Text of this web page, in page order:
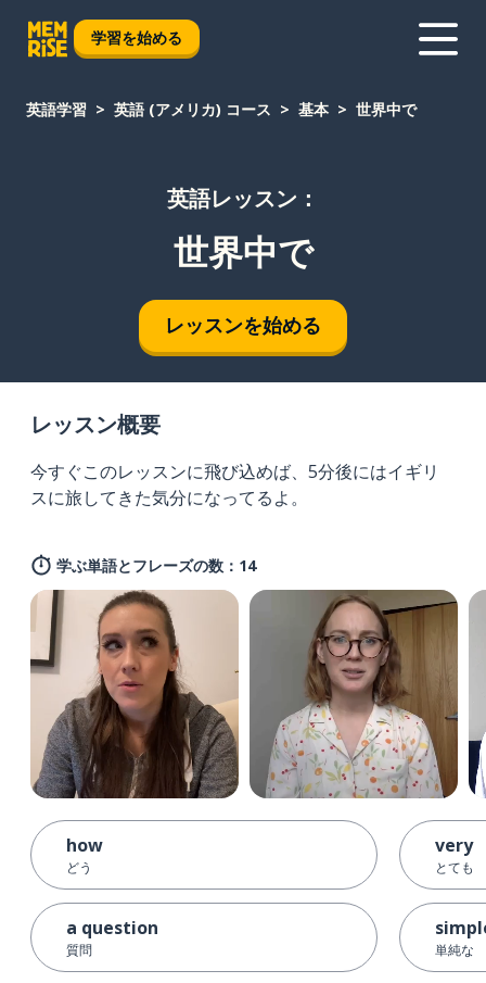
学習を始める
英語学習 英語 (アメリカ) コース 基本 世界中で
英語レッスン：
世界中で
レッスンを始める
レッスン概要
今すぐこのレッスンに飛び込めば、5分後にはイギリ
スに旅してきた気分になってるよ。
学ぶ単語とフレーズの数：14
how
どう
a question
質問
very
とても
単純な